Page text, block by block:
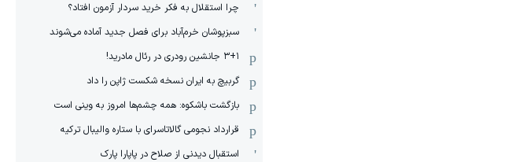
چرا استقلال به فکر خرید سردار آزمون افتاد؟
سبزپوشان خرم‌آباد برای فصل جدید آماده می‌شوند
۳+۱ جانشین رودری در رئال مادرید!
گربیچ به ایران نسخه شکست ژاپن را داد
بازگشت باشکوه: همه چشم‌ها امروز به وینی است
قرارداد نجومی گالاتاسرای با ستاره والیبال ترکیه
استقبال دیدنی از صلاح در پاپارا پارک